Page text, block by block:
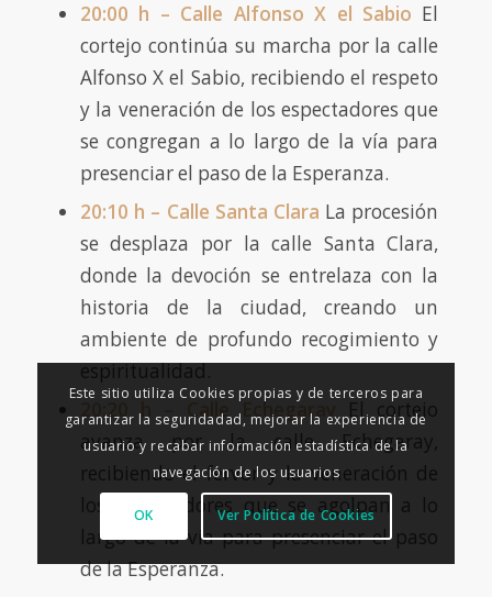
20:00 h – Calle Alfonso X el Sabio El
cortejo continúa su marcha por la calle
Alfonso X el Sabio, recibiendo el respeto
y la veneración de los espectadores que
se congregan a lo largo de la vía para
presenciar el paso de la Esperanza.
20:10 h – Calle Santa Clara La procesión
se desplaza por la calle Santa Clara,
donde la devoción se entrelaza con la
historia de la ciudad, creando un
ambiente de profundo recogimiento y
espiritualidad.
20:20 h – Calle Echegaray
El cortejo
avanza por la calle Echegaray,
recibiendo el fervor y la veneración de
los espectadores que se agolpan a lo
largo de la vía para presenciar el paso
de la Esperanza.
Este sitio utiliza Cookies propias y de terceros para
garantizar la seguridadad, mejorar la experiencia de
usuario y recabar información estadística de la
navegación de los usuarios
OK Ver Política de Cookies